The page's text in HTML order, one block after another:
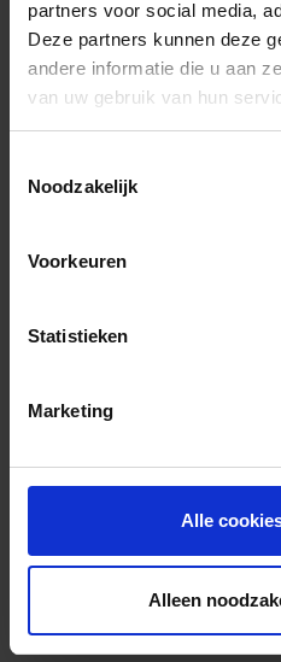
partners voor social media,
Deze partners kunnen deze
andere informatie die u aan
van uw gebruik van hun
Noodzakelijk
Voorkeuren
Statistieken
Marketing
Alle
Alleen